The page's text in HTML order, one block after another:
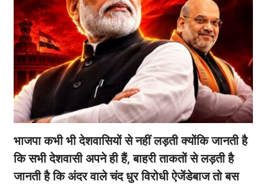
भाजपा कभी भी देशवासियों से नहीं लड़ती क्योंकि जानती है
कि सभी देशवासी अपने ही हैं, बाहरी ताकतों से लड़ती है
जानती है कि अंदर वाले चंद धुर विरोधी ऐजेंडेबाज तो बस